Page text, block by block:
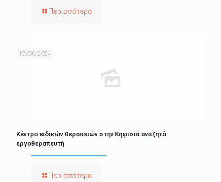
Περισσότερα
12/06/2024
Κέντρο ειδικών θεραπειών στην Κηφισιά αναζητά
εργοθεραπευτή
Περισσότερα